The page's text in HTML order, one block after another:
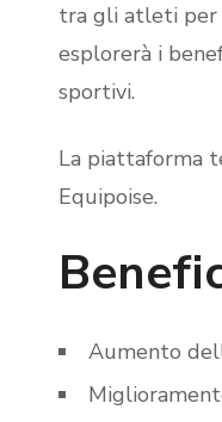
tra gli atleti per
esplorerà i
sportivi.
La piattaforma
Equipoise.
Aumento